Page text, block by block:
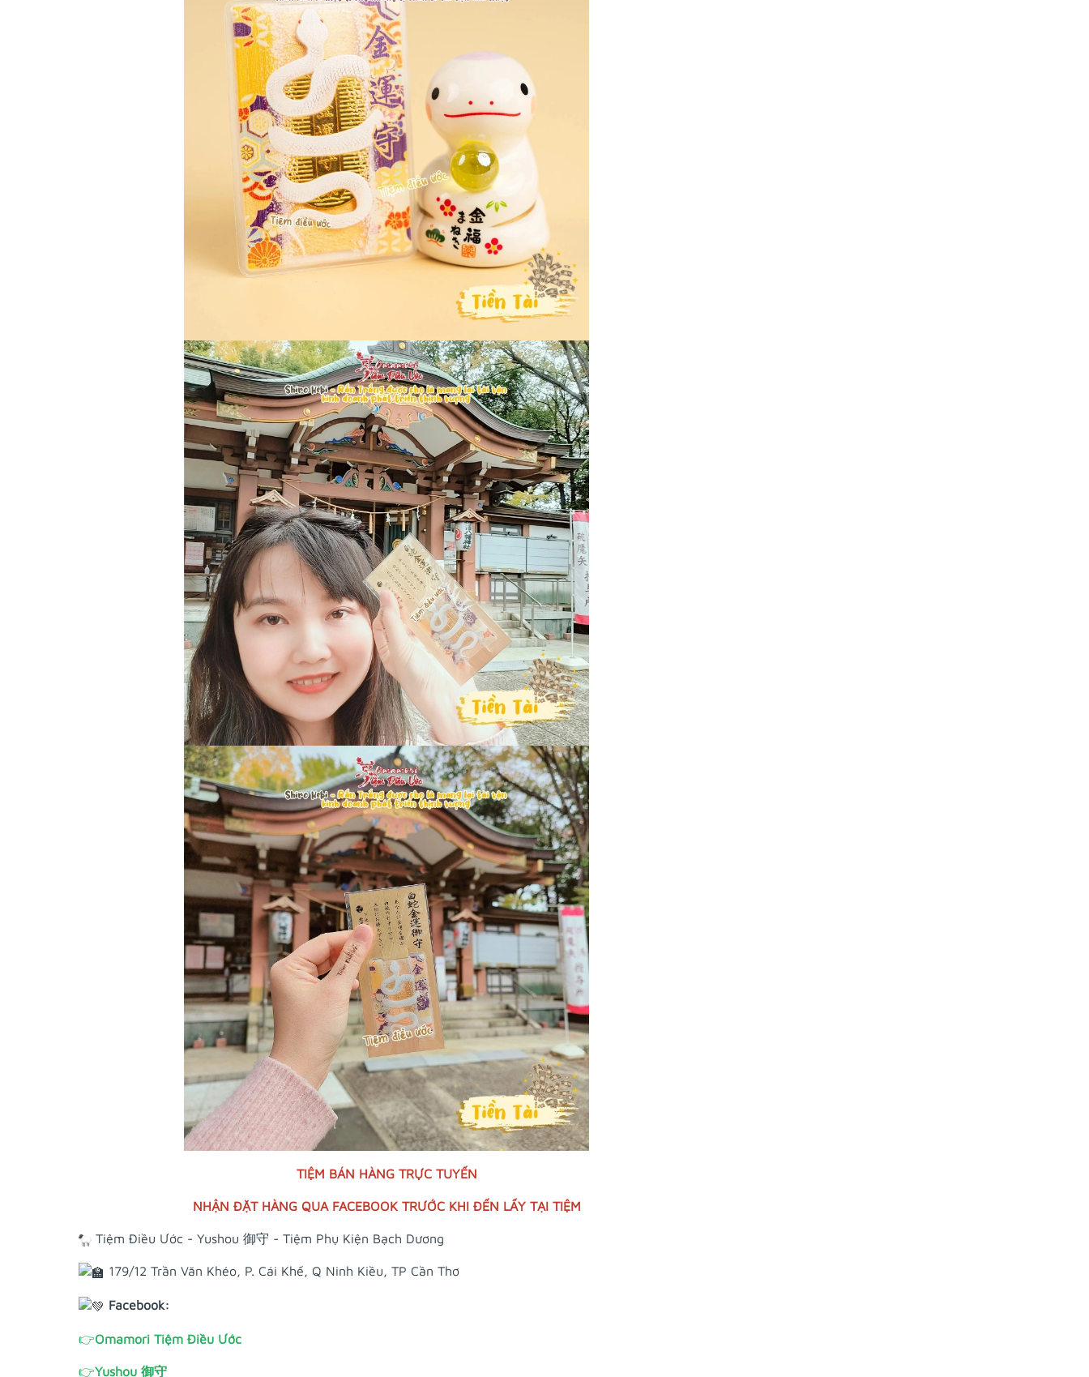
TIỆM BÁN HÀNG TRỰC TUYẾN
NHẬN ĐẶT HÀNG QUA FACEBOOK TRƯỚC KHI ĐẾN LẤY TẠI TIỆM
Tiệm Điều Ước - Yushou 御守 - Tiệm Phụ Kiện Bạch Dương
179/12 Trần Văn Khéo, P. Cái Khế, Q Ninh Kiều, TP Cần Thơ
Facebook:
👉Omamori Tiệm Điều Ước
👉Yushou 御守